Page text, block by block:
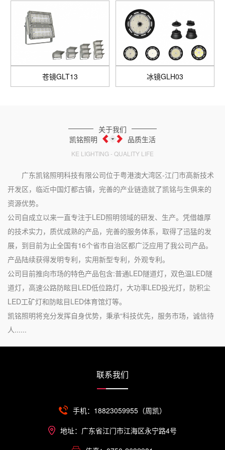
冰镜GLH03 坤灵GLT01
关于我们
凯铭照明
品质生活
KE LIGHTING - QUALITY LIFE
广东凯铭照明科技有限公司位于粤港澳大湾区-江门市高新技术
开发区，临近中国灯都古镇，完善的产业链造就了凯铭与生俱来的
资源优势。
公司自成立以来一直专注于LED照明领域的研发、生产。凭借雄厚
的技术实力，质优成熟的产品，完善的服务体系，取得了迅猛的发
展，到目前为止全国有16个省市自治区都广泛应用了我公司产品。
产品陆续获得发明专利，实用新型专利，外观专利。
公司目前推向市场的特色产品包含:普通LED隧道灯，双色温LED隧
道灯，高速公路防眩目LED低位路灯，大功率LED投光灯，防积尘
LED工矿灯和防眩目LED体育馆灯等。
凯铭照明将充分发挥自身优势，秉承“科技优先，服务市场，诚信待
人......
联系我们
手机：18823059955（周凯）
地址：广东省江门市江海区永宁路4号